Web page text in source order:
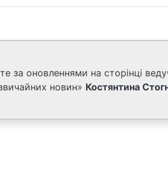
за оновленнями на сторінці
новин» Костянтина